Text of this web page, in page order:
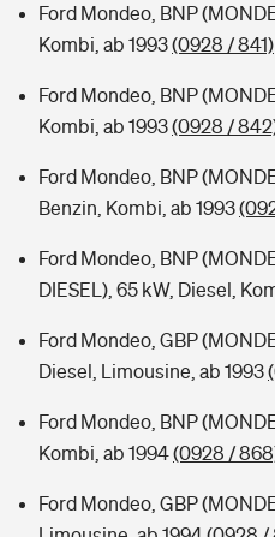
Ford Mondeo, BNP
Kombi, ab 1993(0928 / 841)
Ford Mondeo, BNP
Kombi, ab 1993(0928 /
Ford Mondeo, BNP
Benzin, Kombi, ab 1993
Ford Mondeo, BNP
DIESEL), 65 kW, Diesel,
Ford Mondeo, GBP
Diesel, Limousine, ab 1993
Ford Mondeo, BNP
Kombi, ab 1994(0928 /
Ford Mondeo, GBP